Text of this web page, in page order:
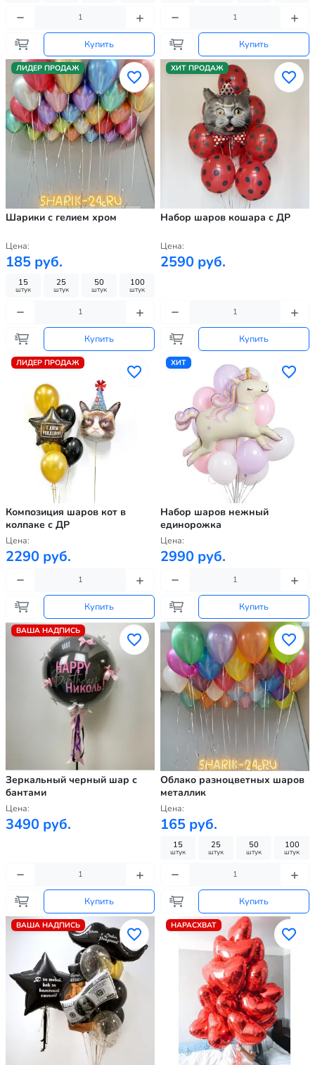
Купить Купить
ЛИДЕР ПРОДАЖ
Шарики с гелием хром
Цена:
185 руб.
15
штук
25
штук
50
штук
100
штук
Купить
ХИТ ПРОДАЖ
Набор шаров кошара с ДР
Цена:
2590 руб.
Купить
ЛИДЕР ПРОДАЖ
Композиция шаров кот в
колпаке с ДР
Цена:
2290 руб.
Купить
ХИТ
Набор шаров нежный
единорожка
Цена:
2990 руб.
Купить
ВАША НАДПИСЬ
Зеркальный черный шар с
бантами
Цена:
3490 руб.
Купить
Облако разноцветных шаров
металлик
Цена:
165 руб.
15
штук
25
штук
50
штук
100
штук
Купить
ВАША НАДПИСЬ НАРАСХВАТ